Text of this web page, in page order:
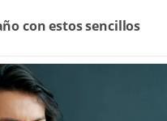
con estos sencillos